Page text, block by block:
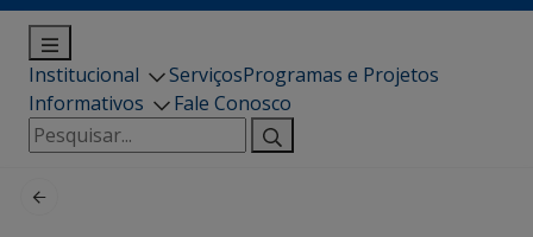
Institucional ServiçosProgramas e Projetos
Informativos
Fale Conosco
Pesquisar
por: